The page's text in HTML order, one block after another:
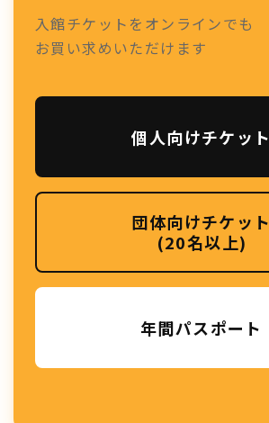
入館チケットをオンラインでも
お買い求めいただけます
個人向けチケット
団体向けチケット
(20名以上)
年間パスポート